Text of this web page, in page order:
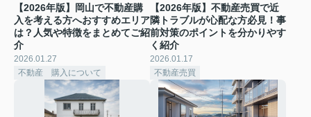
【2026年版】岡山で不動産購
入を考える方へおすすめエリア
は？人気や特徴をまとめてご紹
介
2026.01.27
不動産 購入について
【2026年版】不動産売買で近
隣トラブルが心配な方必見！事
前対策のポイントを分かりやす
く紹介
2026.01.17
不動産売買